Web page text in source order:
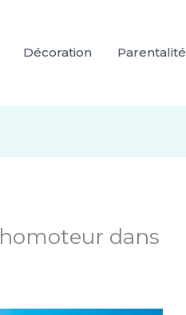
Décoration Parentalité
dans